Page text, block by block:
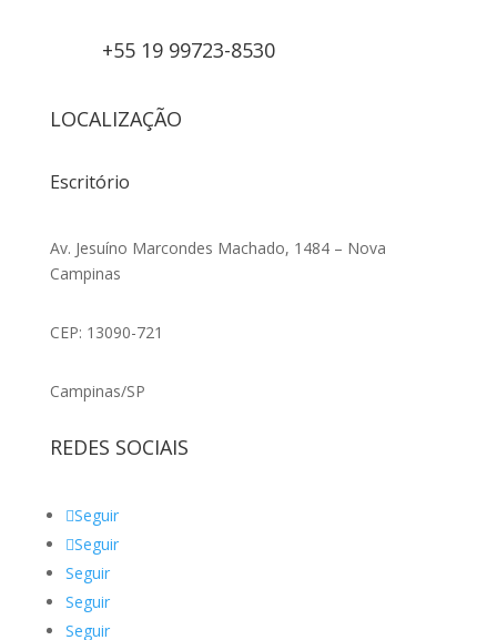
+55 19 99723-8530
LOCALIZAÇÃO
Escritório
Av. Jesuíno Marcondes Machado, 1484 – Nova
Campinas
CEP: 13090-721
Campinas/SP
REDES SOCIAIS
Seguir
Seguir
Seguir
Seguir
Seguir